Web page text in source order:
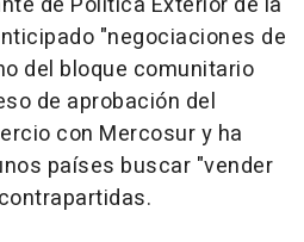
"negociaciones de
del bloque comunitario
de aprobación del
con Mercosur y ha
países buscar "vender